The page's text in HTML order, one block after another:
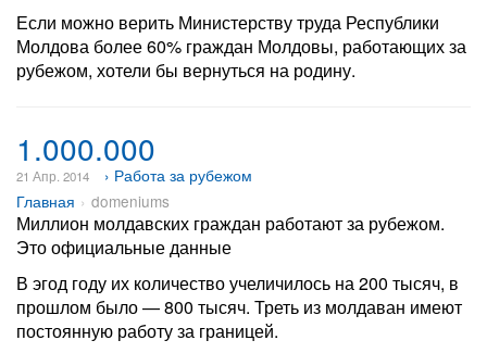
Если можно верить Министерству труда Республики
Молдова более 60% граждан Молдовы, работающих за
рубежом, хотели бы вернуться на родину.
1.000.000
21 Апр. 2014
› Работа за рубежом
Главная
domeniums
Миллион молдавских граждан работают за рубежом.
Это официальные данные
В эгод году их количество учеличилось на 200 тысяч, в
прошлом было — 800 тысяч. Треть из молдаван имеют
постоянную работу за границей.